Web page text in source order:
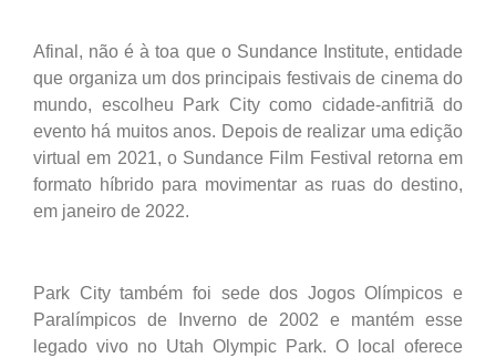
Afinal, não é à toa que o Sundance Institute, entidade
que organiza um dos principais festivais de cinema do
mundo, escolheu Park City como cidade-anfitriã do
evento há muitos anos. Depois de realizar uma edição
virtual em 2021, o Sundance Film Festival retorna em
formato híbrido para movimentar as ruas do destino,
em janeiro de 2022.
Park City também foi sede dos Jogos Olímpicos e
Paralímpicos de Inverno de 2002 e mantém esse
legado vivo no Utah Olympic Park. O local oferece